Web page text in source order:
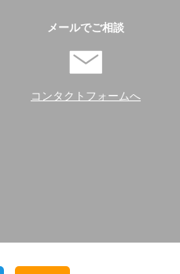
メールでご相談
コンタクトフォームへ